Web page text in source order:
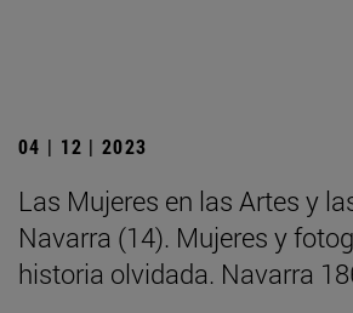
04 | 12 | 2023
Las Mujeres en las Artes y
Navarra (14). Mujeres y
historia olvidada. Navarra